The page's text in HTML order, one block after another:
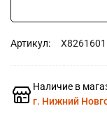
Артикул: X8261601
Наличие в
г. Нижний